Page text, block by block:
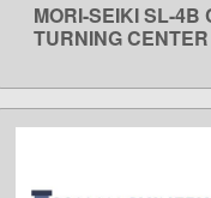
LEARN
MORI-SEIKI SL-4B
TURNING CENTER